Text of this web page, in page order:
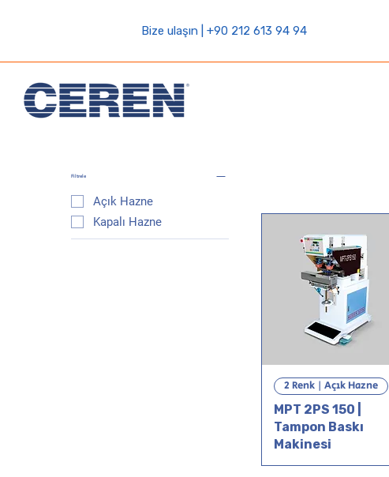
Bize ulaşın | +90 212 613 94 94
Filtrele
Açık Hazne
Kapalı Hazne
2 Renk | Açık Hazne
MPT 2PS 150 |
Tampon Baskı
Makinesi